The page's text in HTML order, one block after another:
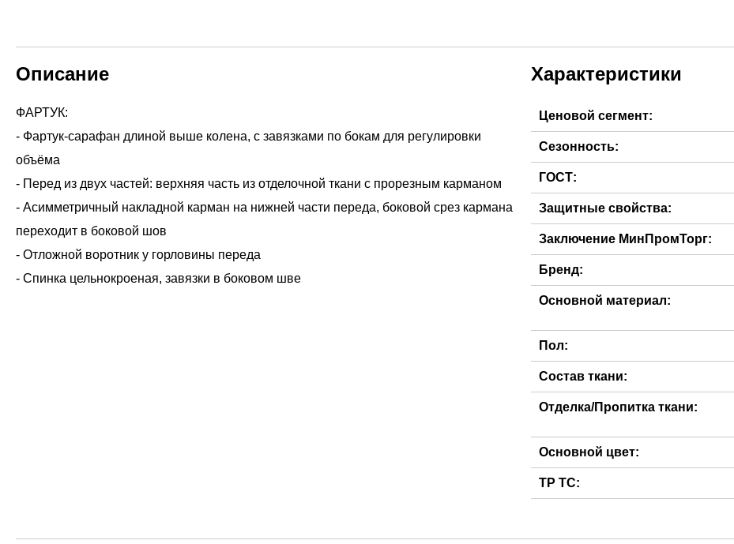
Описание
ФАРТУК:
- Фартук-сарафан длиной выше колена, с завязками по бокам для регулировки
объёма
- Перед из двух частей: верхняя часть из отделочной ткани с прорезным карманом
- Асимметричный накладной карман на нижней части переда, боковой срез кармана
переходит в боковой шов
- Отложной воротник у горловины переда
Характеристики
Ценовой сегмент:
Сезонность:
ГОСТ:
Защитные свойства:
Заключение МинПромТорг:
Бренд:
Основной материал:
Пол:
Состав ткани:
Отделка/Пропитка ткани:
Основной цвет:
ТР ТС: